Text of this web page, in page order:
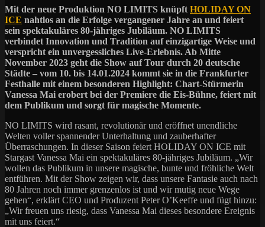
Mit der neue Produktion NO LIMITS knüpft HOLIDAY ON
ICE nahtlos an die Erfolge vergangener Jahre an und feiert
sein spektakuläres 80-jähriges Jubiläum. NO LIMITS
verbindet Innovation und Tradition auf einzigartige Weise und
verspricht ein unvergessliches Live-Erlebnis. Ab Mitte
November 2023 geht die Show auf Tour durch 20 deutsche
Städte – vom 10. bis 14.01.2024 kommt sie in die Frankfurter
Festhalle mit einem besonderen Highlight: Chart-Stürmerin
Vanessa Mai erobert bei der Premiere die Eis-Bühne, feiert mit
dem Publikum und sorgt für magische Momente.
NO LIMITS wird rasant, revolutionär und eröffnet unendliche
Welten voller spannender Unterhaltung und zauberhafter
Überraschungen. In dieser Saison feiert HOLIDAY ON ICE mit
Stargast Vanessa Mai ein spektakuläres 80-jähriges Jubiläum. „Wir
wollen das Publikum in unsere magische, bunte und fröhliche Welt
entführen. Mit der Show zeigen wir, dass unsere Fantasie auch nach
80 Jahren noch immer grenzenlos ist und wir mutig neue Wege
gehen“, erklärt CEO und Produzent Peter O’Keeffe und fügt hinzu:
„Wir freuen uns riesig, dass Vanessa Mai dieses besondere Ereignis
mit uns feiert.“